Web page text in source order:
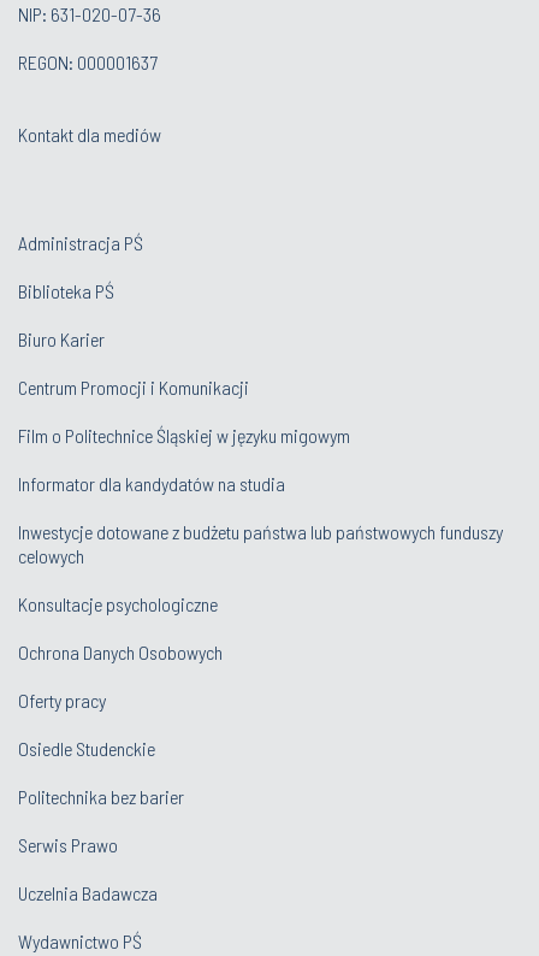
NIP: 631-020-07-36
REGON: 000001637
Kontakt dla mediów
Administracja PŚ
Biblioteka PŚ
Biuro Karier
Centrum Promocji i Komunikacji
Film o Politechnice Śląskiej w języku migowym
Informator dla kandydatów na studia
Inwestycje dotowane z budżetu państwa lub państwowych funduszy
celowych
Konsultacje psychologiczne
Ochrona Danych Osobowych
Oferty pracy
Osiedle Studenckie
Politechnika bez barier
Serwis Prawo
Uczelnia Badawcza
Wydawnictwo PŚ